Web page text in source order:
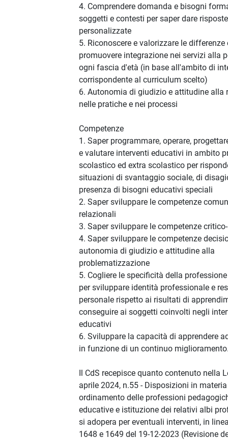
4. Comprendere domanda e bisogni
soggetti e contesti per saper dare
personalizzate
5. Riconoscere e valorizzare le
promuovere integrazione nei servizi alla
ogni fascia d'età (in base all'ambito di
corrispondente al curriculum scelto)
6. Autonomia di giudizio e attitudine alla
nelle pratiche e nei processi
Competenze
1. Saper programmare, operare,
e valutare interventi educativi in ambito
scolastico ed extra scolastico per
situazioni di svantaggio sociale, di
presenza di bisogni educativi speciali
2. Saper sviluppare le competenze
relazionali
3. Saper sviluppare le competenze
4. Saper sviluppare le competenze
autonomia di giudizio e attitudine alla
problematizzazione
5. Cogliere le specificità della
per sviluppare identità professionale e
personale rispetto ai risultati di
conseguire ai soggetti coinvolti negli
educativi
6. Sviluppare la capacità di apprendere
in funzione di un continuo
Il CdS recepisce quanto contenuto nella
aprile 2024, n.55 - Disposizioni in
ordinamento delle professioni
educative e istituzione dei relativi albi
si adopera per eventuali interventi, in
1648 e 1649 del 19-12-2023 (Revisione